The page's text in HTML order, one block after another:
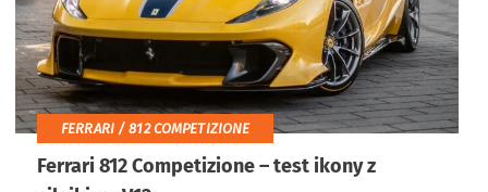
FERRARI / 812 COMPETIZIONE
Ferrari 812 Competizione – test ikony z